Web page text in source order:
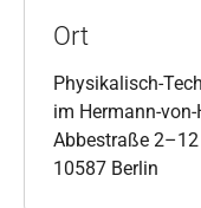
Ort
Physikalisch-
im Hermann-
Abbestraße 2–12
10587 Berlin